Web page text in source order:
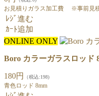
お見積りガラス加工費 ※事前見
ﾚｼﾞ進む
ｶｰﾄ追加
ONLINE ONLY
Boro カラーガラスロッド
180円 （税込:198)
青色ロッド 8mm